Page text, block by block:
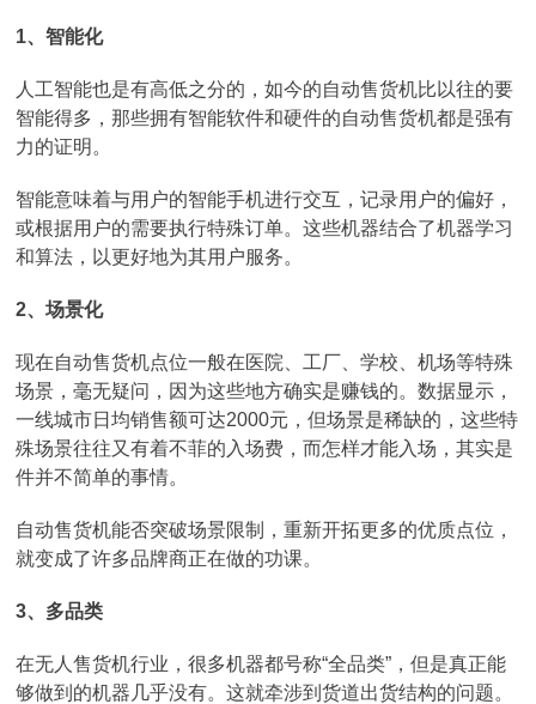
1、智能化
人工智能也是有高低之分的，如今的自动售货机比以往的要
智能得多，那些拥有智能软件和硬件的自动售货机都是强有
力的证明。
智能意味着与用户的智能手机进行交互，记录用户的偏好，
或根据用户的需要执行特殊订单。这些机器结合了机器学习
和算法，以更好地为其用户服务。
2、场景化
现在自动售货机点位一般在医院、工厂、学校、机场等特殊
场景，毫无疑问，因为这些地方确实是赚钱的。数据显示，
一线城市日均销售额可达2000元，但场景是稀缺的，这些特
殊场景往往又有着不菲的入场费，而怎样才能入场，其实是
件并不简单的事情。
自动售货机能否突破场景限制，重新开拓更多的优质点位，
就变成了许多品牌商正在做的功课。
3、多品类
在无人售货机行业，很多机器都号称“全品类”，但是真正能
够做到的机器几乎没有。这就牵涉到货道出货结构的问题。